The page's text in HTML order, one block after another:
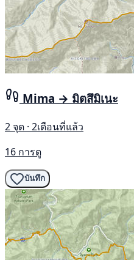
Mima → มิตสึมิเนะ
2 จุด · 2เดือนที่แล้ว
16 การดู
บันทึก